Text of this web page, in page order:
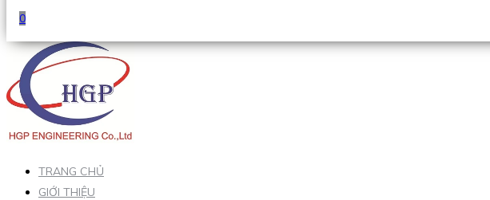
0
TRANG CHỦ
GIỚI THIỆU